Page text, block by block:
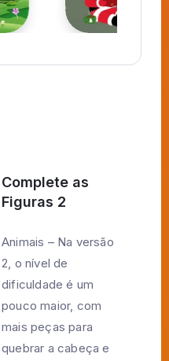
Complete as
Figuras 2
Animais – Na versão
2, o nível de
dificuldade é um
pouco maior, com
mais peças para
quebrar a cabeça e